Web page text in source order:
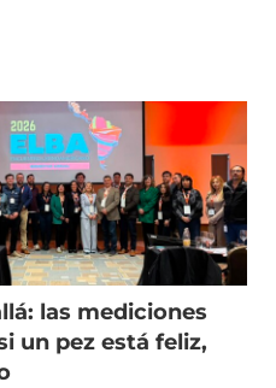
las mediciones
un pez está feliz,